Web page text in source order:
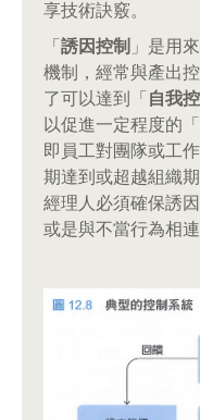
享技術訣竅。
「 誘因控制 」是用
機制，經常與產出
了可以達到「 自我
以促進一定程度的「
即員工對團隊或工
期達到或超越組織
經理人必須確保誘
或是與不當行為相連